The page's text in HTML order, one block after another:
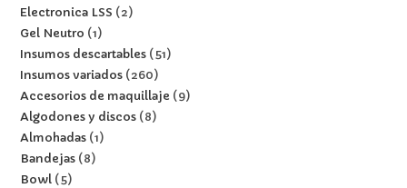
Electronica LSS
2
Gel Neutro
1
Insumos descartables 51
Insumos variados 260
Accesorios de maquillaje
9
Algodones y discos 8
Almohadas 1
Bandejas 8
Bowl 5